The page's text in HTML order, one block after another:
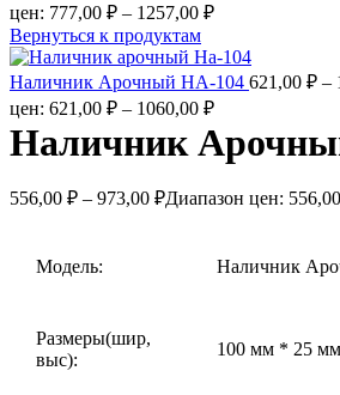
цен: 777,00 ₽ – 1257,00 ₽
Вернуться к продуктам
Наличник Арочный НА-104 621,00 ₽ –
цен: 621,00 ₽ – 1060,00 ₽
Наличник
556,00 ₽ – 973,00 ₽Диапазон цен:
Модель: Наличник
Размеры(шир,
выс):
100 мм * 25 мм